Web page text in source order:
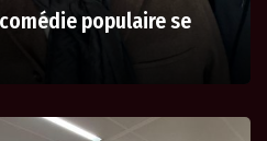
populaire se